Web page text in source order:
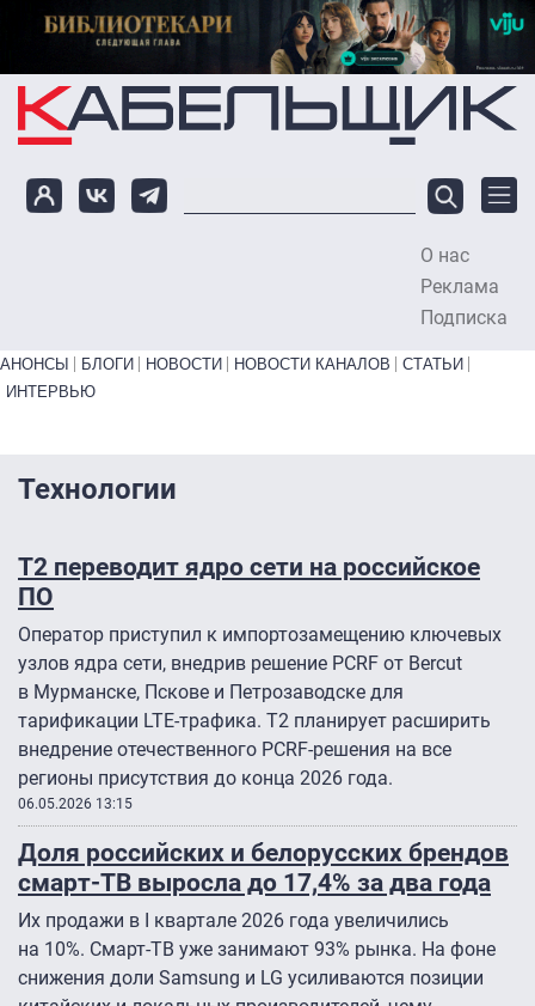
Перейти к основному содержанию
О нас
Реклама
Подписка
Primary links bottom
АНОНСЫ БЛОГИ НОВОСТИ НОВОСТИ КАНАЛОВ
СТАТЬИ
ИНТЕРВЬЮ
Технологии
Т2 переводит ядро сети на российское
ПО
Оператор приступил к импортозамещению ключевых
узлов ядра сети, внедрив решение PCRF от Bercut
в Мурманске, Пскове и Петрозаводске для
тарификации LTE-трафика. Т2 планирует расширить
внедрение отечественного PCRF-решения на все
регионы присутствия до конца 2026 года.
06.05.2026 13:15
Доля российских и белорусских брендов
смарт-ТВ выросла до 17,4% за два года
Их продажи в I квартале 2026 года увеличились
на 10%. Смарт-ТВ уже занимают 93% рынка. На фоне
снижения доли Samsung и LG усиливаются позиции